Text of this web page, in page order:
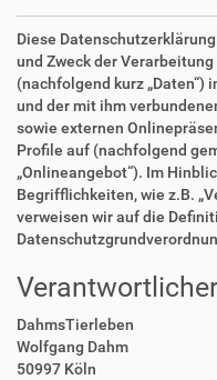
Diese
und Zweck der
(nachfolgend kurz
und der mit ihm
sowie externen
Profile auf (nachfolgend
„Onlineangebot“). Im
Begrifflichkeiten, wie z.B.
verweisen wir auf die
Verantwortlicher
DahmsTierleben
Wolfgang Dahm
50997 Köln